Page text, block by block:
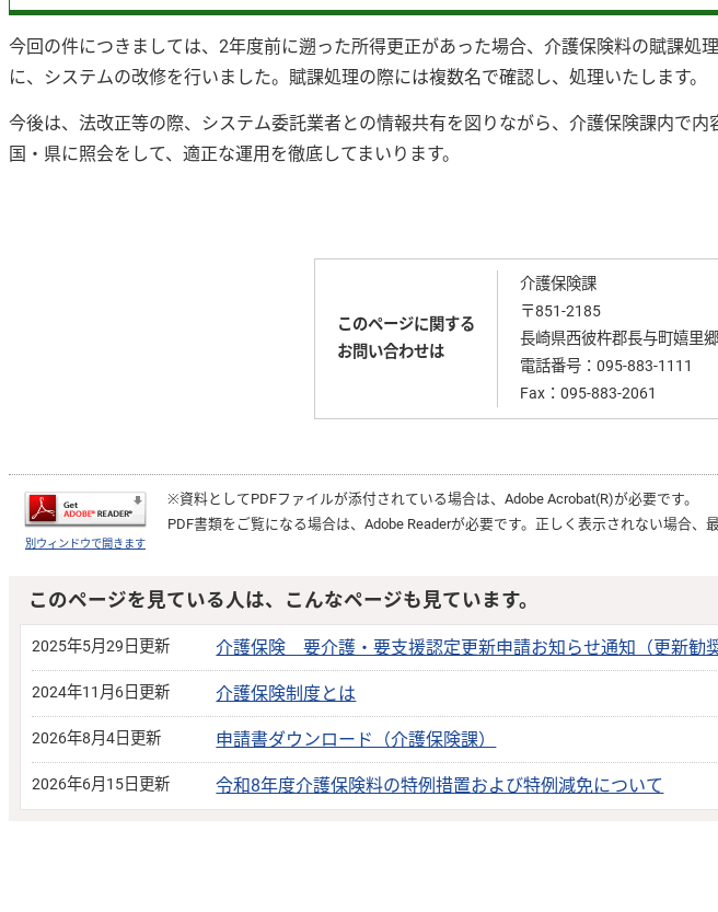
今回の件につきましては、2年度前に遡った所得更正があった場合、介護保険料の賦課処
に、システムの改修を行いました。賦課処理の際には複数名で確認し、処理いたします。
今後は、法改正等の際、システム委託業者との情報共有を図りながら、介護保険課内で内
国・県に照会をして、適正な運用を徹底してまいります。
このページに関する
お問い合わせは
介護保険課
〒851-2185
長崎県西彼杵郡長与町嬉里
電話番号： 095-883-1111
Fax：095-883-2061
別ウィンドウで開きます
※資料としてPDFファイルが添付されている場合は、 Adobe Acrobat(R)が必要です。
PDF書類をご覧になる場合は、 Adobe Readerが必要です。正しく表示されない場合、
このページを見ている人は、こんなページも見ています。
2025年5月29日更新 介護保険 要介護・要支援認定更新申請お知らせ通知（更新勧
2024年11月6日更新 介護保険制度とは
2026年8月4日更新 申請書ダウンロード（介護保険課）
2026年6月15日更新 令和8年度介護保険料の特例措置および特例減免について